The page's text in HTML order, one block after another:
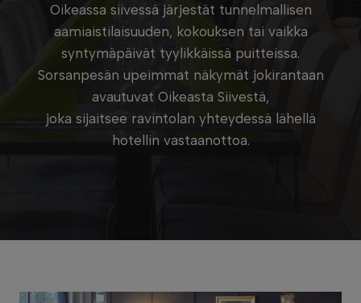
Oikeassa siivessä järjestät tunnelmallisen
aamiaistilaisuuden, kokouksen tai vaikka
syntymäpäivät tyylikkäissä puitteissa.
Sorsanpesän upeimmat näkymät jokirantaan
avautuvat Oikeasta Siivestä,
joka sijaitsee ravintolan yhteydessä lähellä
hotellin vastaanottoa.